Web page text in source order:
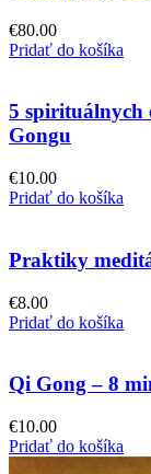
€80.00
Pridať do košíka
5 spirituálnych
Gongu
€10.00
Pridať do košíka
Praktiky
€8.00
Pridať do košíka
Qi Gong – 8
€10.00
Pridať do košíka